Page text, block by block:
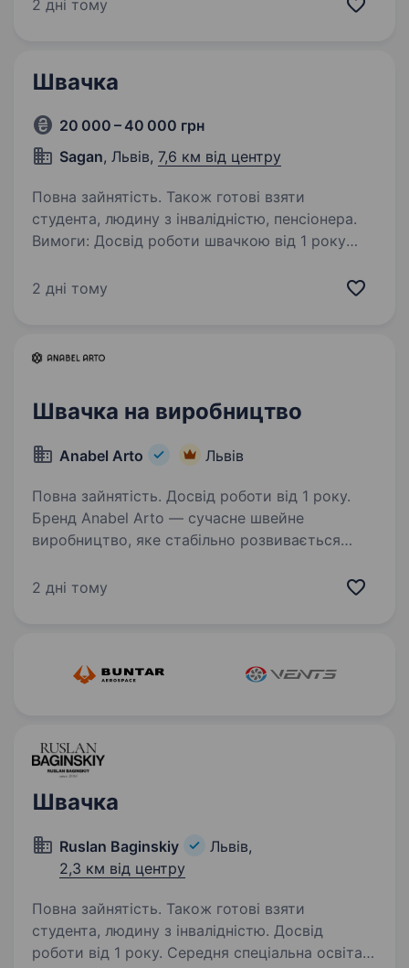
2 дні тому
Швачка
20 000 – 40 000 грн
Sagan, Львів, 7,6 км від центру
Повна зайнятість. Також готові взяти
студента, людину з інвалідністю, пенсіонера.
Вимоги: Досвід роботи швачкою від 1 року
відповідальність вміння працювати з різними
Комфортний…
2 дні тому
Швачка на виробництво
Anabel Arto Львів
Повна зайнятість. Досвід роботи від 1 року.
Бренд Anabel Arto — сучасне швейне
виробництво, яке стабільно розвивається
жіночої білизни. У зв’язку зі збільшенням
2 дні тому
Швачка
Ruslan Baginskiy
Львів,
2,3 км від центру
Повна зайнятість. Також готові взяти
студента, людину з інвалідністю. Досвід
роботи від 1 року. Середня спеціальна освіта.